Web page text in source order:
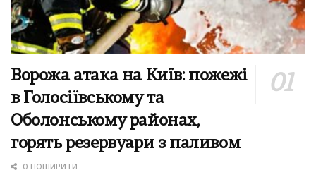
Ворожа атака на Київ: пожежі
в Голосіївському та
Оболонському районах,
горять резервуари з паливом
0 ПОШИРИТИ